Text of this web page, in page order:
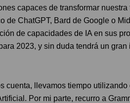
capaces de transformar
de ChatGPT, Bard de Google o
de capacidades de IA en sus
2023, y sin duda tendrá un gran
cuenta, llevamos tiempo utilizando
Por mi parte, recurro a